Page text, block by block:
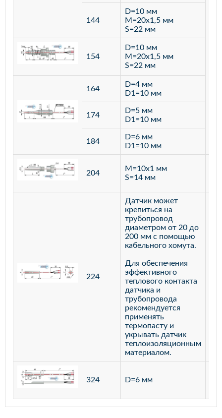
144
D=10 мм
M=20х1,5 мм
S=22 мм
154
D=10 мм
M=20х1,5 мм
S=22 мм
164
D=4 мм
D1=10 мм
174
D=5 мм
D1=10 мм
184
D=6 мм
D1=10 мм
204
M=10х1 мм
S=14 мм
224
Датчик может
крепиться на
трубопровод
диаметром от 20 до
200 мм с помощью
кабельного хомута.
Для обеспечения
эффективного
теплового контакта
датчика и
трубопровода
рекомендуется
применять
термопасту и
укрывать датчик
теплоизоляционным
материалом.
324 D=6 мм